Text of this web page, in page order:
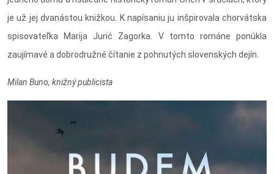
je už jej dvanástou knižkou. K napísaniu ju inšpirovala chorvátska
spisovateľka Marija Jurić Zagorka. V tomto románe ponúkla
zaujímavé a dobrodružné čítanie z pohnutých slovenských dejín.
Milan Buno, knižný publicista